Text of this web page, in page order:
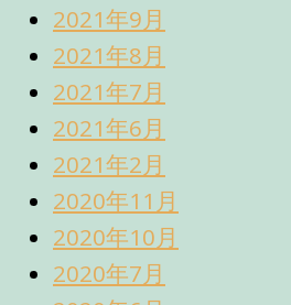
2021年9月
2021年8月
2021年7月
2021年6月
2021年2月
2020年11月
2020年10月
2020年7月